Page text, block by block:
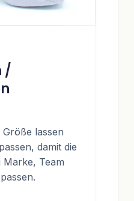
/
lassen
damit die
Team